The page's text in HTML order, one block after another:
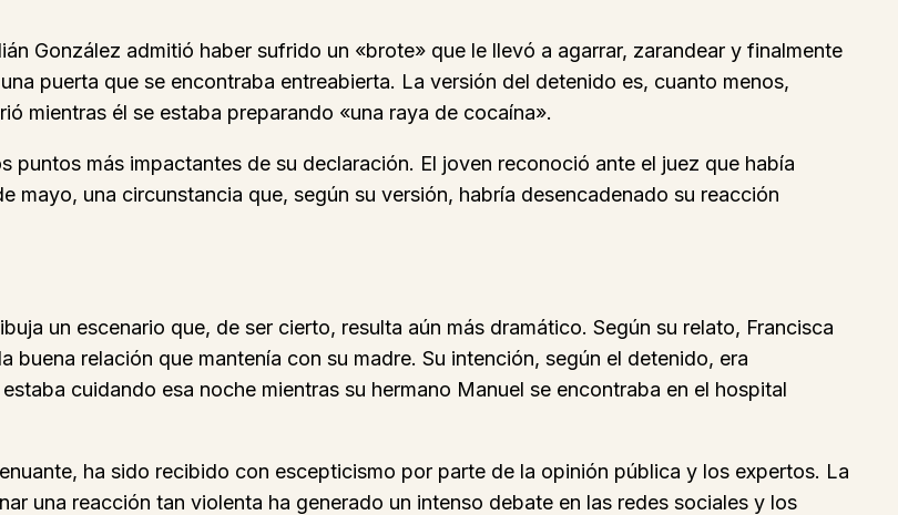
González admitió haber sufrido un «brote» que le llevó a agarrar, zarandear y finalmente
puerta que se encontraba entreabierta. La versión del detenido es, cuanto menos,
mientras él se estaba preparando «una raya de cocaína».
puntos más impactantes de su declaración. El joven reconoció ante el juez que había
una circunstancia que, según su versión, habría desencadenado su reacción
un escenario que, de ser cierto, resulta aún más dramático. Según su relato, Francisca
relación que mantenía con su madre. Su intención, según el detenido, era
cuidando esa noche mientras su hermano Manuel se encontraba en el hospital
ha sido recibido con escepticismo por parte de la opinión pública y los expertos. La
una reacción tan violenta ha generado un intenso debate en las redes sociales y los